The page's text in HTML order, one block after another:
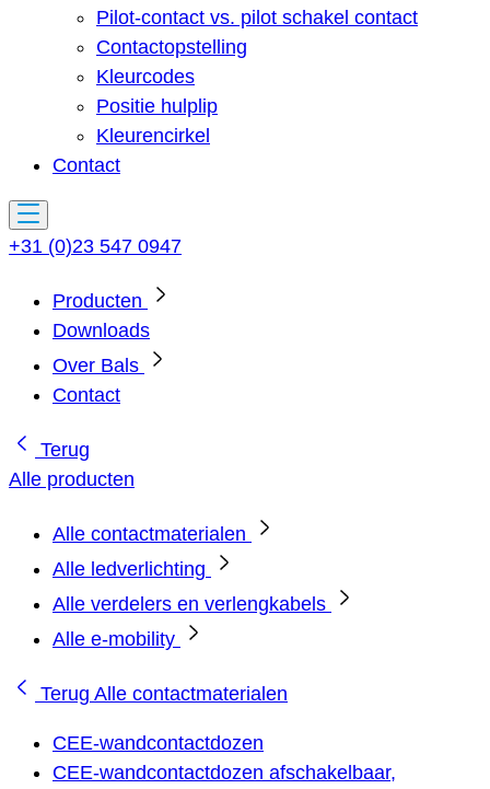
Pilot-contact vs. pilot schakel contact
Contactopstelling
Kleurcodes
Positie hulplip
Kleurencirkel
Contact
+31 (0)23 547 0947
Producten
Downloads
Over Bals
Contact
Terug
Alle producten
Alle contactmaterialen
Alle ledverlichting
Alle verdelers en verlengkabels
Alle e-mobility
Terug Alle contactmaterialen
CEE-wandcontactdozen
CEE-wandcontactdozen afschakelbaar,